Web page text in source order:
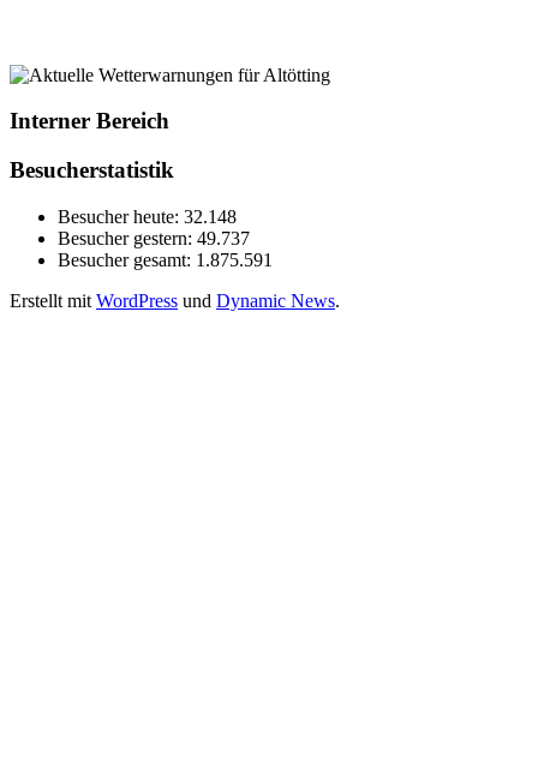
Interner Bereich
Besucherstatistik
Besucher heute: 32.148
Besucher gestern: 49.737
Besucher gesamt: 1.875.591
Erstellt mit WordPress und Dynamic News.